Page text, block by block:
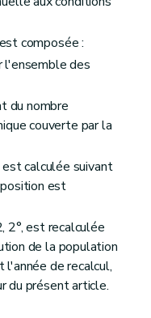
composée :
l'ensemble des
du nombre
couverte par la
est calculée suivant
est
2°, est recalculée
de la population
l'année de recalcul,
du présent article.